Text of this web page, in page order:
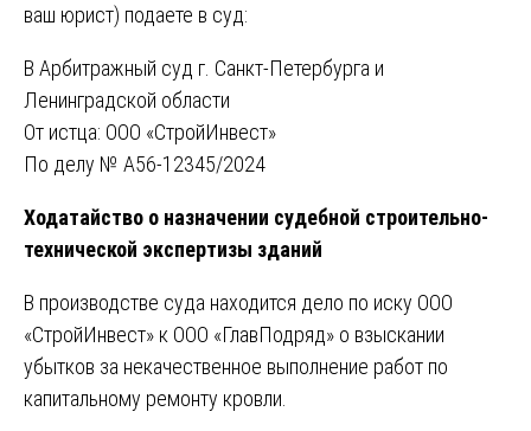
ваш юрист) подаете в суд:
В Арбитражный суд г. Санкт-Петербурга и
Ленинградской области
От истца: ООО «СтройИнвест»
По делу № А56-12345/2024
Ходатайство о назначении судебной строительно-
технической экспертизы зданий
В производстве суда находится дело по иску ООО
«СтройИнвест» к ООО «ГлавПодряд» о взыскании
убытков за некачественное выполнение работ по
капитальному ремонту кровли.